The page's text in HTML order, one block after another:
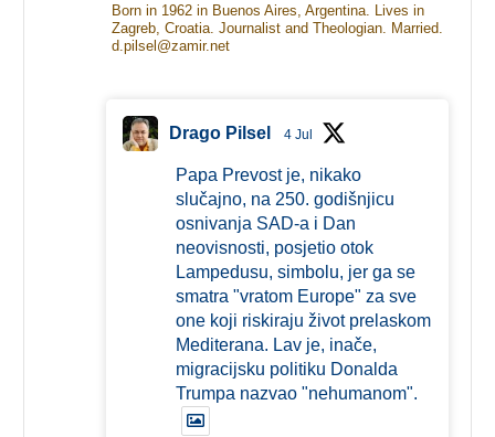
Born in 1962 in Buenos Aires, Argentina. Lives in
Zagreb, Croatia. Journalist and Theologian. Married.
d.pilsel@zamir.net
Drago Pilsel 4 Jul
Papa Prevost je, nikako
slučajno, na 250. godišnjicu
osnivanja SAD-a i Dan
neovisnosti, posjetio otok
Lampedusu, simbolu, jer ga se
smatra "vratom Europe" za sve
one koji riskiraju život prelaskom
Mediterana. Lav je, inače,
migracijsku politiku Donalda
Trumpa nazvao "nehumanom".